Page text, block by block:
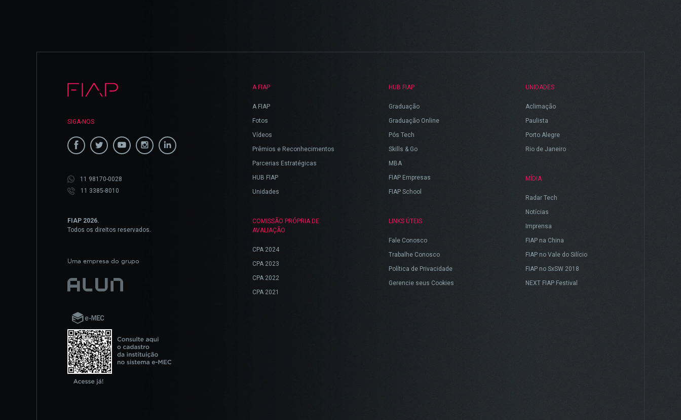
SIGA-NOS
11 98170-0028
11 3385-8010
FIAP 2026.
Todos os direitos reservados.
Uma empresa do grupo
A FIAP
A FIAP
Fotos
Vídeos
Prêmios e Reconhecimentos
Parcerias Estratégicas
HUB FIAP
Unidades
COMISSÃO PRÓPRIA DE
AVALIAÇÃO
CPA 2024
CPA 2023
CPA 2022
CPA 2021
HUB FIAP
Graduação
Graduação Online
Pós Tech
Skills & Go
MBA
FIAP Empresas
FIAP School
LINKS ÚTEIS
Fale Conosco
Trabalhe Conosco
Política de Privacidade
Gerencie seus Cookies
UNIDADES
Aclimação
Paulista
Porto Alegre
Rio de Janeiro
MÍDIA
Radar Tech
Notícias
Imprensa
FIAP na China
FIAP no Vale do Silício
FIAP no SxSW 2018
NEXT FIAP Festival